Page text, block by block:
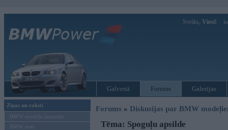
Sveiks, Viesi!
Galvenā Forums Galerijas
Ziņas un raksti
BMW modeļu jaunumi
BMW testi
Forums » Diskusijas par BMW
Tēma: Spoguļu apsilde